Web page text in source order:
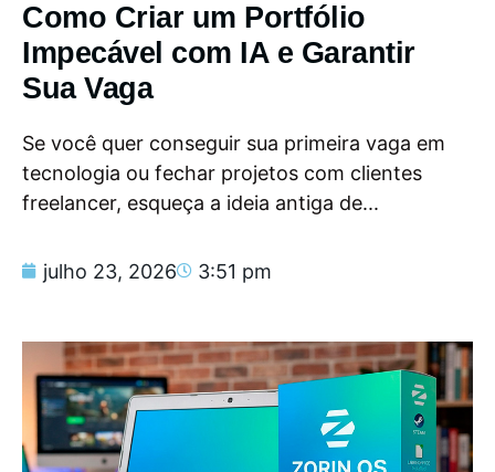
Como Criar um Portfólio
Impecável com IA e Garantir
Sua Vaga
Se você quer conseguir sua primeira vaga em
tecnologia ou fechar projetos com clientes
freelancer, esqueça a ideia antiga de...
julho 23, 2026 3:51 pm